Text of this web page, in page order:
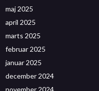
maj 2025
april 2025
marts 2025
februar 2025
januar 2025
december 2024
november 2024